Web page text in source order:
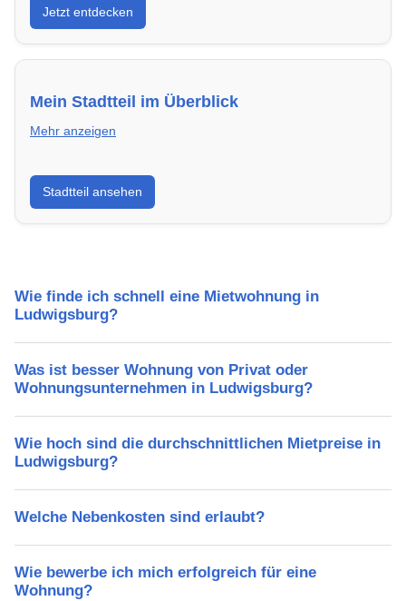
energieeffizient und sofort bezugsfertig.
Jetzt entdecken
Mein Stadtteil im Überblick
Mehr anzeigen
Erfahre mehr über deinen Stadtteil in Ludwigsburg:
Lebensqualität, Verkehrsanbindung, Schulen,
Stadtteil ansehen
Wie finde ich schnell eine Mietwohnung in
Ludwigsburg?
Was ist besser Wohnung von Privat oder
Wohnungsunternehmen in Ludwigsburg?
Wie hoch sind die durchschnittlichen Mietpreise in
Ludwigsburg?
Welche Nebenkosten sind erlaubt?
Wie bewerbe ich mich erfolgreich für eine
Wohnung?